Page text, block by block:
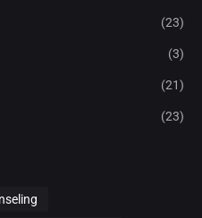
(23)
(3)
(21)
(23)